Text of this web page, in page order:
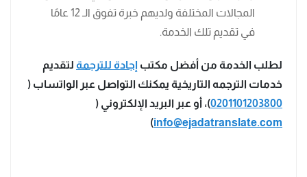
المجالات المختلفة ولديهم خبرة تفوق الـ 12 عامًا
في تقديم تلك الخدمة.
لطلب الخدمة من أفضل مكتب إجادة للترجمة لتقديم
خدمات الترجمه التاريخية يمكنك التواصل عبر الواتساب (
0201101203800)، أو عبر البريد الإلكتروني (
info@ejadatranslate.com
)